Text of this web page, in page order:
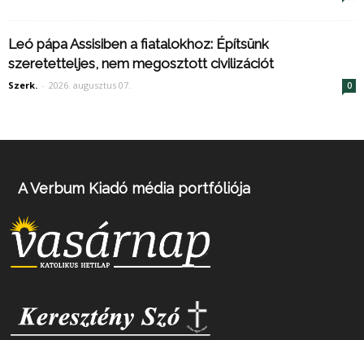
Leó pápa Assisiben a fiatalokhoz: Építsünk
szeretetteljes, nem megosztott civilizációt
Szerk. - 2026. augusztus 07. 0
A Verbum Kiadó média portfóliója